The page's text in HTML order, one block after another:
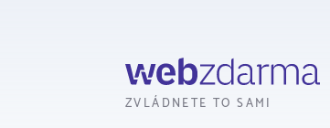
ZVLÁDNETE TO SAMI